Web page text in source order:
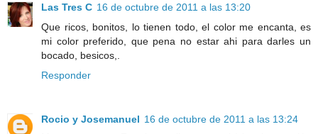
Las Tres C 16 de octubre de 2011 a las 13:20
Que ricos, bonitos, lo tienen todo, el color me encanta, es
mi color preferido, que pena no estar ahi para darles un
bocado, besicos,.
Responder
Rocio y Josemanuel 16 de octubre de 2011 a las 13:24